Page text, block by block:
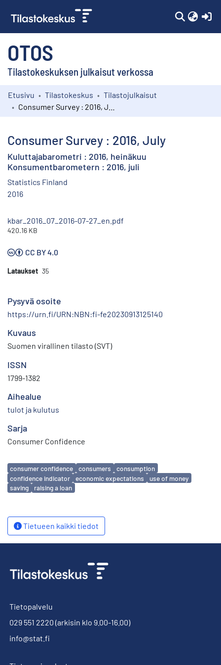
OTOS
Tilastokeskuksen julkaisut verkossa
Kokoelmat
Etusivu Tilastokeskus
Tilastojulkaisut
Consumer Survey : 2016, July
Kuluttajabarometri : 2016, heinäkuu
Konsumentbarometern : 2016, juli
Statistics Finland
2016
kbar_2016_07_2016-07-27_en.pdf
420.16 KB
CC BY 4.0
Lataukset 35
Pysyvä osoite
https://urn.fi/URN:NBN:fi-fe20230913125140
Kuvaus
Suomen virallinen tilasto (SVT)
ISSN
1799-1382
Aihealue
tulot ja kulutus
Sarja
Consumer Confidence
Avainsanat
consumer confidence consumers
consumption
confidence indicator
economic expectations
use of money
saving
raising a loan
Tietueen kaikki tiedot
Tietopalvelu
029 551 2220 (arkisin klo 9.00-16.00)
info@stat.fi